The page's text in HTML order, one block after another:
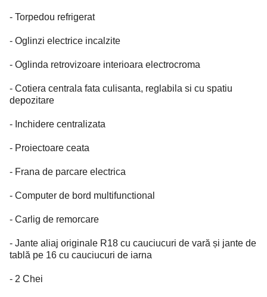
- Torpedou refrigerat
- Oglinzi electrice incalzite
- Oglinda retrovizoare interioara electrocroma
- Cotiera centrala fata culisanta, reglabila si cu spatiu
depozitare
- Inchidere centralizata
- Proiectoare ceata
- Frana de parcare electrica
- Computer de bord multifunctional
- Carlig de remorcare
- Jante aliaj originale R18 cu cauciucuri de vară și jante de
tablă pe 16 cu cauciucuri de iarna
- 2 Chei